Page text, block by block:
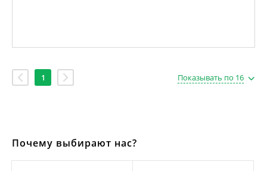
1 Показывать по 16
Почему выбирают нас?